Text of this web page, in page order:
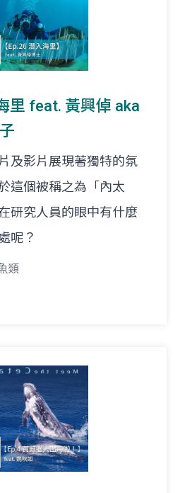
里 feat. 黃興倬 aka
及影片展現著獨特的氛
這個被稱之為「內太
研究人員的眼中有什麼
呢？
類